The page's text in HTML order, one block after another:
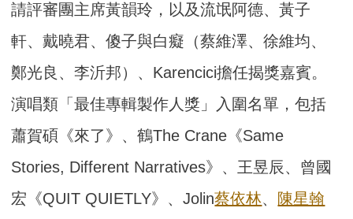
請評審團主席黃韻玲，以及流氓阿德、黃子
軒、戴曉君、傻子與白癡（蔡維澤、徐維均、
鄭光良、李沂邦）、Karencici擔任揭獎嘉賓。
演唱類「最佳專輯製作人獎」入圍名單，包括
蕭賀碩《來了》、鶴The Crane《Same
Stories, Different Narratives》、王昱辰、曾國
宏《QUIT QUIETLY》、Jolin蔡依林、 陳星翰